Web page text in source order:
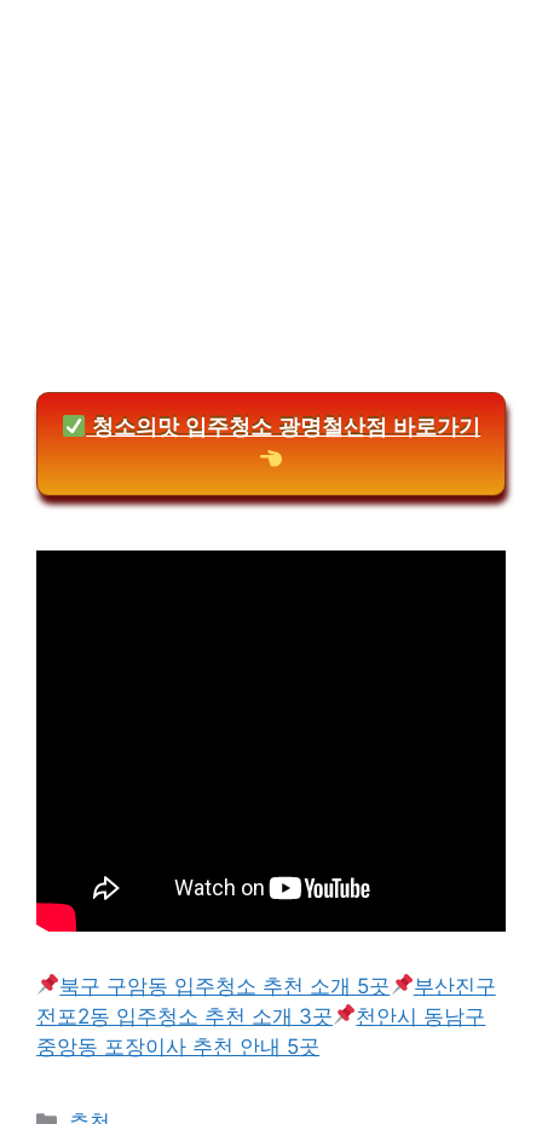
청소의맛 입주청소 광명철산점 바로가기
북구 구암동 입주청소 추천 소개 5곳
부산진구
전포2동 입주청소 추천 소개 3곳
천안시 동남구
중앙동 포장이사 추천 안내 5곳
카